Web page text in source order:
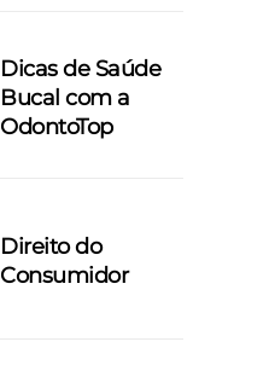
Dicas de Saúde
Bucal com a
OdontoTop
Direito do
Consumidor